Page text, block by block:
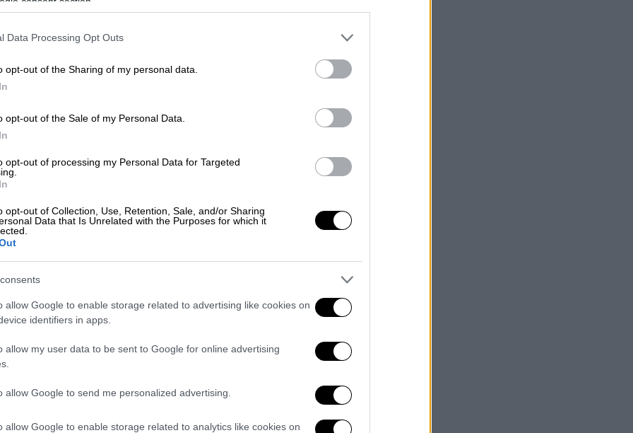
Data Processing Opt Outs
opt-out of the Sharing of my personal data.
opt-out of the Sale of my Personal Data.
opt-out of processing my Personal Data for Targeted
opt-out of Collection, Use, Retention, Sale, and/or Sharing
Data that Is Unrelated with the Purposes for which it
allow Google to enable storage related to advertising like cookies on
identifiers in apps.
allow my user data to be sent to Google for online advertising
allow Google to send me personalized advertising.
allow Google to enable storage related to analytics like cookies on
το ΕΘΝΟΣ στη Google
αποχωρεί από το
διπλωματικός σύμβουλος του
«Εθνικού Κήρυκα», ο κ. Παπαγεωργίου
συμβούλου
της αξιωματικής
μετά από
ΕΛΤΑ: Αυτό είναι το SMS που
της Ελλάδας
στο Γενικό Προξενείο
από το φθινόπωρο του 2022
Ντίνο Κωνσταντίνου.